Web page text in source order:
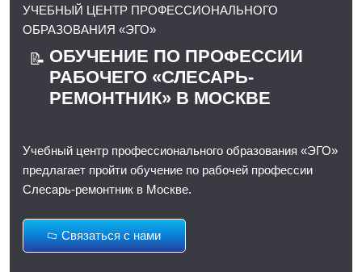
УЧЕБНЫЙ ЦЕНТР ПРОФЕССИОНАЛЬНОГО
ОБРАЗОВАНИЯ «ЭГО»
📝 ОБУЧЕНИЕ ПО ПРОФЕССИИ
РАБОЧЕГО «СЛЕСАРЬ-
РЕМОНТНИК» В МОСКВЕ
Учебный центр профессионального образования «ЭГО»
предлагает пройти обучение по рабочей профессии
Слесарь-ремонтник в Москве.
Связаться с нами